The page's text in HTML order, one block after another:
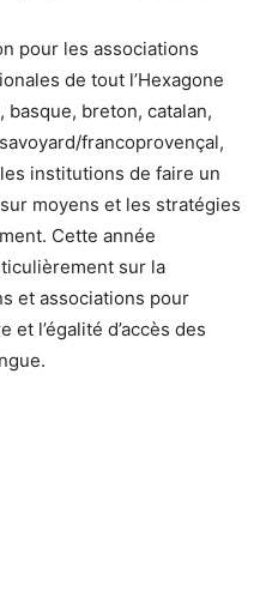
pour les associations
de tout l’Hexagone
breton, catalan,
francoprovençal,
institutions de faire un
moyens et les stratégies
Cette année
sur la
et associations pour
et l’égalité d’accès des